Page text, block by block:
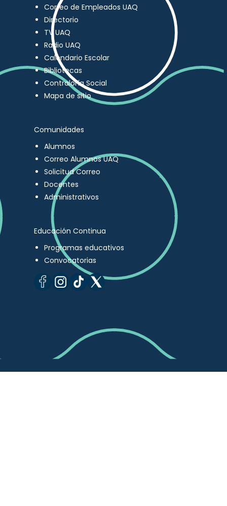
Correo de Empleados UAQ
Directorio
TV UAQ
Radio UAQ
Calendario Escolar
Bibliotecas
Contraloría Social
Mapa de sitio
Comunidades
Alumnos
Correo Alumnos UAQ
Solicitud Correo
Docentes
Administrativos
Educación Continua
Programas educativos
Convocatorias